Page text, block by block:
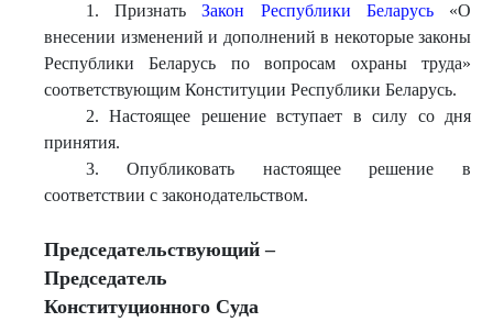
1. ПризнатьЗакон Республики Беларусь«О
внесении изменений и дополнений в некоторые законы
Республики Беларусь по вопросам охраны труда»
соответствующим Конституции Республики Беларусь.
2. Настоящее решение вступает в силу со дня
принятия.
3. Опубликовать настоящее решение в
соответствии с законодательством.
Председательствующий –
Председатель
Конституционного Суда